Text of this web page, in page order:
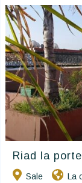
Riad la
Sale La